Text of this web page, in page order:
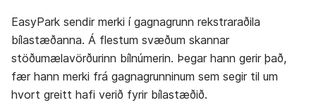
EasyPark sendir merki í gagnagrunn rekstraraðila
bílastæðanna. Á flestum svæðum skannar
stöðumælavörðurinn bílnúmerin. Þegar hann gerir það,
fær hann merki frá gagnagrunninum sem segir til um
hvort greitt hafi verið fyrir bílastæðið.